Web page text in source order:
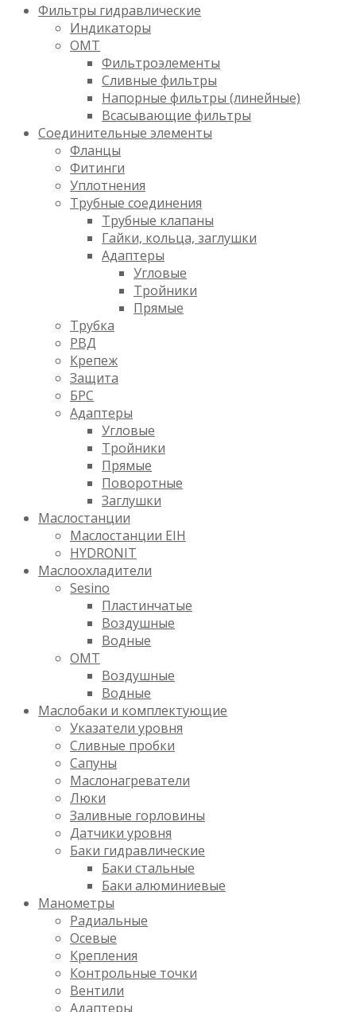
Фильтры гидравлические
Индикаторы
OMT
Фильтроэлементы
Сливные фильтры
Напорные фильтры (линейные)
Всасывающие фильтры
Соединительные элементы
Фланцы
Фитинги
Уплотнения
Трубные соединения
Трубные клапаны
Гайки, кольца, заглушки
Адаптеры
Угловые
Тройники
Прямые
Трубка
РВД
Крепеж
Защита
БРС
Адаптеры
Угловые
Тройники
Прямые
Поворотные
Заглушки
Маслостанции
Маслостанции EIH
HYDRONIT
Маслоохладители
Sesino
Пластинчатые
Воздушные
Водные
OMT
Воздушные
Водные
Маслобаки и комплектующие
Указатели уровня
Сливные пробки
Сапуны
Маслонагреватели
Люки
Заливные горловины
Датчики уровня
Баки гидравлические
Баки стальные
Баки алюминиевые
Манометры
Радиальные
Осевые
Крепления
Контрольные точки
Вентили
Адаптеры